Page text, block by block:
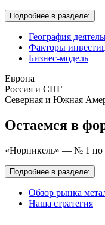
Подробнее в разделе:
География
Факторы
Бизнес-модель
Европа
Россия и СНГ
Северная и Южная
Остаемся в
«Норникель» — № 1 по
Подробнее в разделе:
Обзор рынка
Наша стратегия